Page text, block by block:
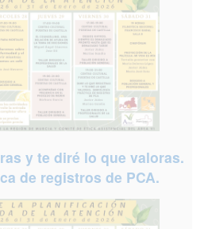
y te diré lo que valoras.
de registros de PCA.